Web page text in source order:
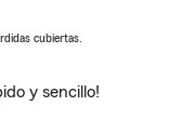
cubiertas.
y sencillo!